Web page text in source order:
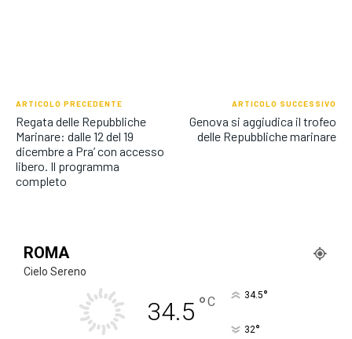
ARTICOLO PRECEDENTE
Regata delle Repubbliche
Marinare: dalle 12 del 19
dicembre a Pra’ con accesso
libero. Il programma
completo
ARTICOLO SUCCESSIVO
Genova si aggiudica il trofeo
delle Repubbliche marinare
ROMA
Cielo Sereno
34.5 °C 34.5°
32°